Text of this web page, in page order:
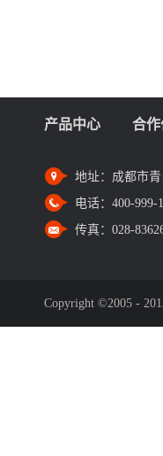
产品中心 合
地址： 成都市
电话： 400-999-
传真： 028-
Copyright ©2005 -